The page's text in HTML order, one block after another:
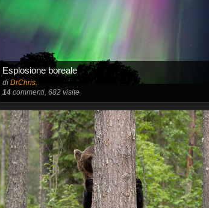
Esplosione boreale
di DrChris.
14commenti, 682 visite